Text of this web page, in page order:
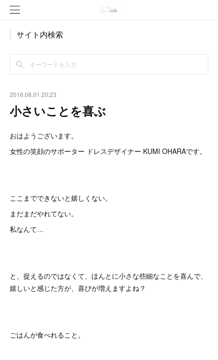
サイト内検索
2016.08.01 20:23
小さいことを喜ぶ
おはようございます。
女性の笑顔のサポーター ドレスデザイナー KUMI OHARAです。
ここまでできないと嬉しくない。
まだまだやれてない。
私なんて…
と、捉えるのではなくて、ほんとに小さな些細なことを喜んで、
嬉しいと感じた方が、喜びが増えますよね？
ごはんが食べれること。